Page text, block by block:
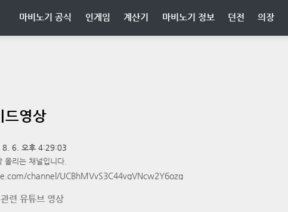
마비노기 공식 인게임 계산기 마비노기 정보 던전 의장
드영상
8. 6. 오후 4:29:03
올리는 채널입니다.
channel/UCBhMVvS3C44vgVNcw2Y6ozg
련 유튜브 영상